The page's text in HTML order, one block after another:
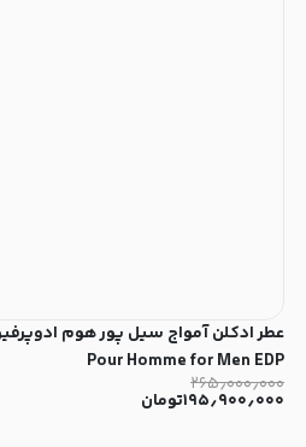
Pour Homme for Men EDP
۲۶۵٫۰۰۰٫۰۰۰
۱۹۵٫۹۰۰٫۰۰۰تومان